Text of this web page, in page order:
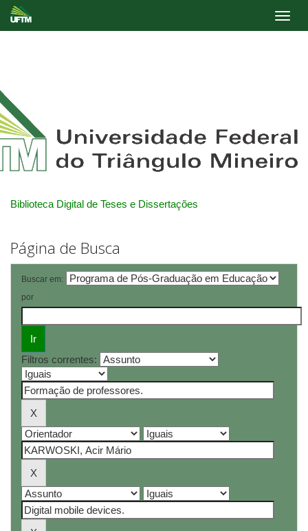
Biblioteca Digital de Teses e Dissertações
Página de Busca
Buscar em:
por
Filtros correntes: